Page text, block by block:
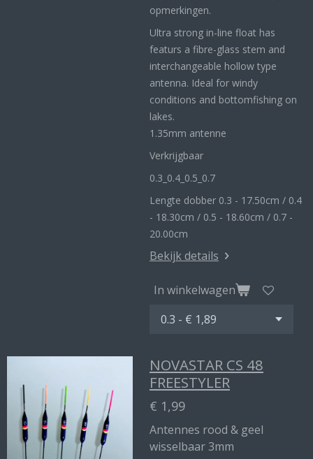
opmerkingen.
Ultra strong in-line float has
featurs a fibre-glass stem and
interchangeable hollow type
antenna. Ideal for windy
conditions and bottomfishing on
lakes.
1.35mm antenne
Verkrijgbaar
0.3_ 0.4_ 0.5_0.7
Lengte dobber 0.3 - 17.50cm / 0.4
- 18.30cm / 0.5 - 18.60cm / 0.7 -
20.00cm
Bekijk details
In winkelwagen
NOVASTAR CS 48
FREESTYLER
€ 1,99
Antennes rood & geel
wisselbaar 3mm